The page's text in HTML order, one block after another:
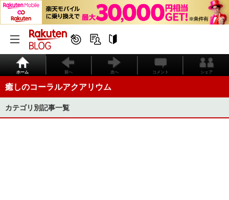
ホーム 前へ 次へ コメント シェア
癒しのコーラルアクアリウム
カテゴリ別記事一覧